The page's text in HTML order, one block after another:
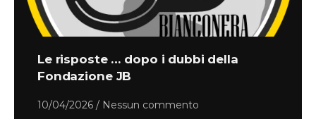
Le risposte … dopo i dubbi della
Fondazione JB
10/04/2026 Nessun commento